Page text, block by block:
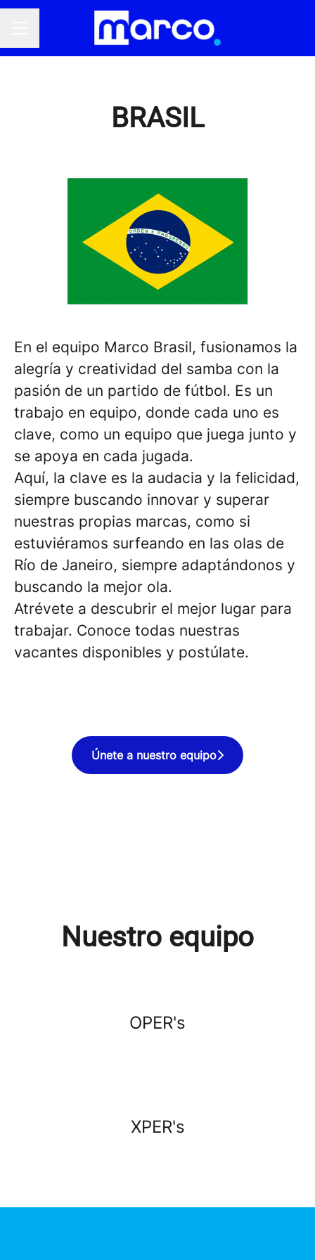
BRASIL
En el equipo Marco Brasil, fusionamos la
alegría y creatividad del samba con la
pasión de un partido de fútbol. Es un
trabajo en equipo, donde cada uno es
clave, como un equipo que juega junto y
se apoya en cada jugada.
Aquí, la clave es la audacia y la felicidad,
siempre buscando innovar y superar
nuestras propias marcas, como si
estuviéramos surfeando en las olas de
Río de Janeiro, siempre adaptándonos y
buscando la mejor ola.
Atrévete a descubrir el mejor lugar para
trabajar. Conoce todas nuestras
vacantes disponibles y postúlate.
Únete a nuestro equipo
Nuestro equipo
OPER's
XPER's